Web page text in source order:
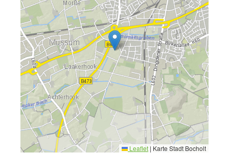
Leaflet | Karte Stadt Bocholt